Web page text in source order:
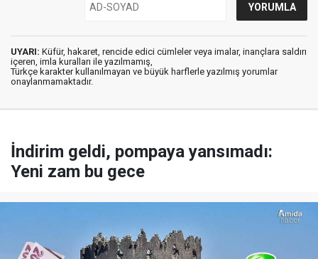
UYARI: Küfür, hakaret, rencide edici cümleler veya imalar, inançlara saldırı
içeren, imla kuralları ile yazılmamış,
Türkçe karakter kullanılmayan ve büyük harflerle yazılmış yorumlar
onaylanmamaktadır.
İndirim geldi, pompaya yansımadı:
Yeni zam bu gece